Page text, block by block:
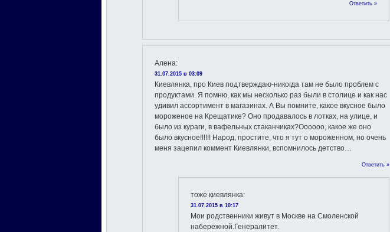
Ответить »
Алена:
31.07.2015 в 03:09
Киевлянка, про Киев подтверждаю-никогда там не было проблем с
продуктами. Я помню, как мы несколько раз были в столице и как нас
удивил ассортимент в магазинах. А Вы помните, какое вкусное было
мороженое на Крещатике? Оно продавалось в лотках, на улице, и
было из кураги, в вафельных стаканчиках?Оооооо, какое же оно
было вкусное!!!!!! Народ, простите, что я тут о мороженном, но очень
меня зацепил коммент Киевлянки, вспомнилось детство…
Ответить »
тоже киевлянка:
31.07.2015 в 10:17
Мои родственники живут в Москве на Смоленской
набережной.Генералитет.